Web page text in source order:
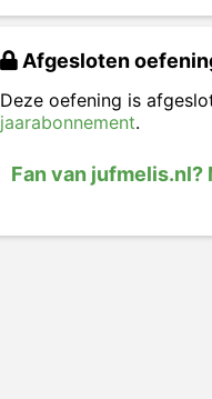
Afgesloten
Deze oefening is
jaarabonnement.
Fan van jufmelis.nl?